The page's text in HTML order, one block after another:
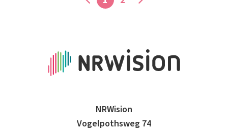
NRWision
Vogelpothsweg 74